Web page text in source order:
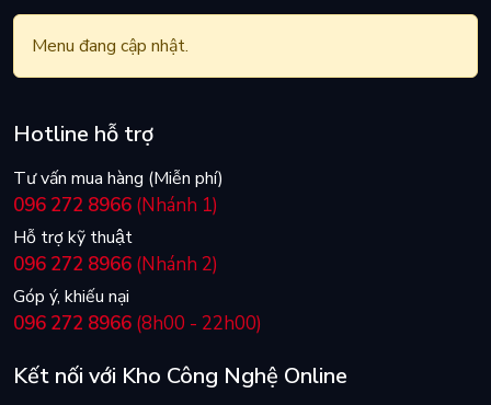
Menu đang cập nhật.
Hotline hỗ trợ
Tư vấn mua hàng (Miễn phí)
096 272 8966 (Nhánh 1)
Hỗ trợ kỹ thuật
096 272 8966 (Nhánh 2)
Góp ý, khiếu nại
096 272 8966 (8h00 - 22h00)
Kết nối với Kho Công Nghệ Online